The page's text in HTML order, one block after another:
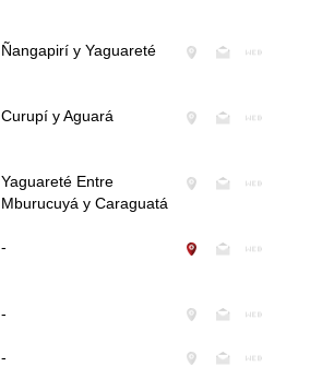
Ñangapirí y Yaguareté
Curupí y Aguará
Yaguareté Entre
Mburucuyá y Caraguatá
-
-
-